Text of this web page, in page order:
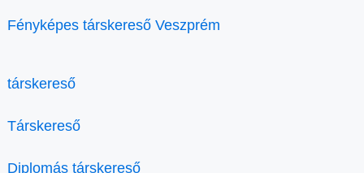
Fényképes társkereső Veszprém
társkereső
Társkereső
Diplomás társkereső